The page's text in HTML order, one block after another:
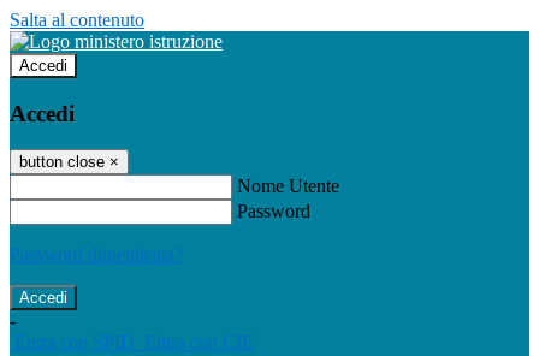
Salta al contenuto
Accedi
Accedi
button close ×
Nome Utente
Password
Password dimenticata?
-
Entra con SPID Entra con CIE